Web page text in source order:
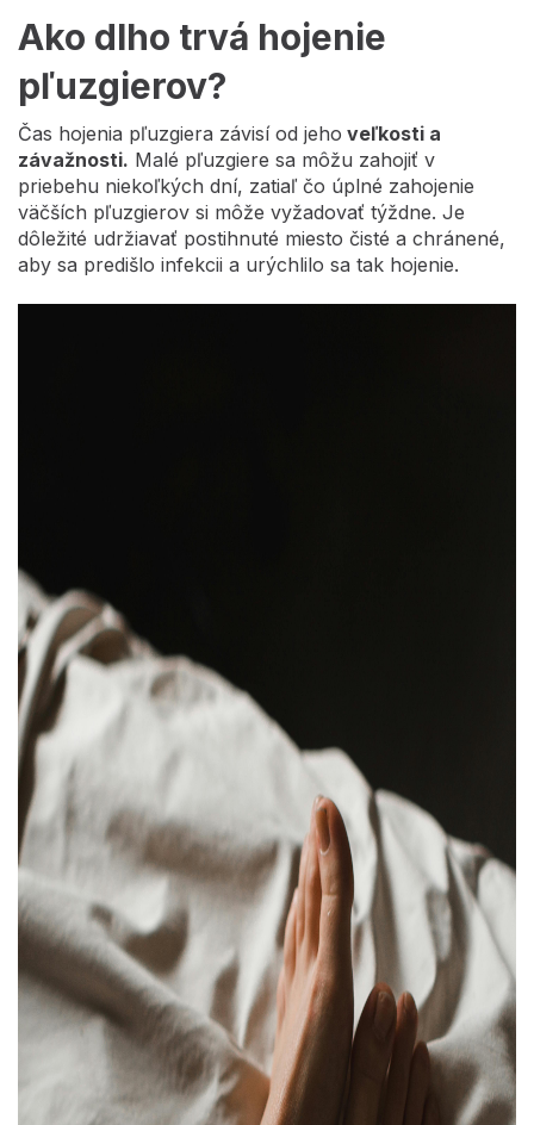
Ako dlho trvá hojenie
pľuzgierov?
Čas hojenia pľuzgiera závisí od jeho veľkosti a
závažnosti. Malé pľuzgiere sa môžu zahojiť v
priebehu niekoľkých dní, zatiaľ čo úplné zahojenie
väčších pľuzgierov si môže vyžadovať týždne. Je
dôležité udržiavať postihnuté miesto čisté a chránené,
aby sa predišlo infekcii a urýchlilo sa tak hojenie.